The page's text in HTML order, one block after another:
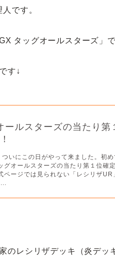
です。
タッグオールスターズ」で
す↓
ールスターズの当たり第
いにこの日がやって来ました。初め
グオールスターズの当たり第１位確
ページでは見られない「レシリザUR
のレシリザデッキ（炎デッ